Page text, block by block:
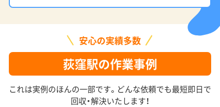
安心の実績多数
荻窪駅の作業事例
これは実例のほんの一部です。どんな依頼でも最短即日で
回収・解決いたします！